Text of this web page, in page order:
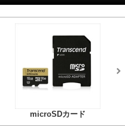
microSDカード